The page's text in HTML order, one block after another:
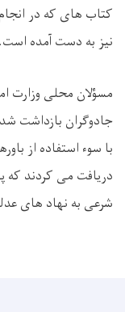
کتاب‌ های که در
نیز به دست آمده است.
مسؤلان محلی وزارت
جادوگران بازداشت
با سوء استفاده از
دریافت می کردند
شرعی به نهاد های